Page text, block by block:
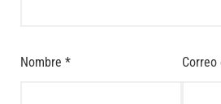
Nombre *